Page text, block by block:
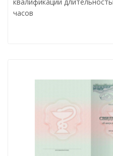
часов